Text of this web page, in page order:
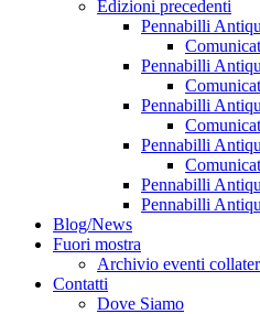
Edizioni precedenti
Pennabilli
Pennabilli
Pennabilli
Pennabilli
Pennabilli
Pennabilli
Blog/News
Fuori mostra
Archivio eventi
Contatti
Dove Siamo